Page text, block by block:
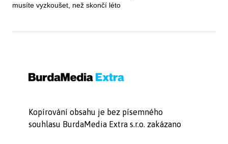
musíte vyzkoušet, než skončí léto
Kopírování obsahu je bez písemného
souhlasu BurdaMedia Extra s.r.o. zakázano